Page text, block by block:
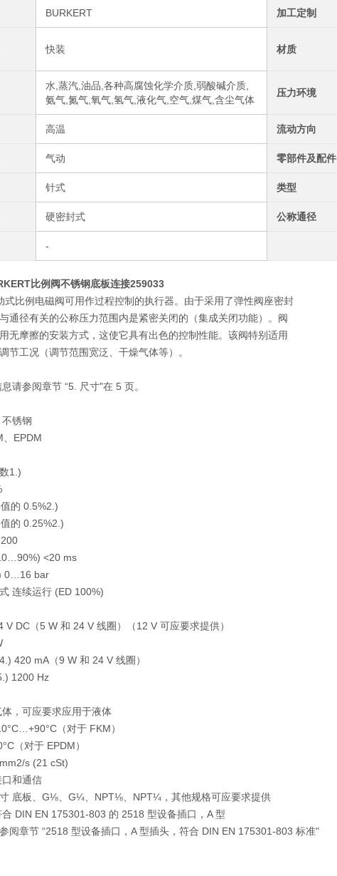
BURKERT 加工定制
快装 材质
水,蒸汽,油品,各种高腐蚀化学介质,弱酸碱介质,
氨气,氮气,氧气,氢气,液化气,空气,煤气,含尘气体
压力环境
高温 流动方向
气动 零部件及配件
针式 类型
硬密封式 公称通径
-
比例阀不锈钢底板连接259033
式比例电磁阀可用作过程控制的执行器。由于采用了弹性阀座密封
通径有关的公称压力范围内是紧密关闭的（集成关闭功能）。阀
无摩擦的安装方式，这使它具有出色的控制性能。该阀特别适用
节工况（调节范围宽泛、干燥气体等）。
请参阅章节 “5. 尺寸"在 5 页。
锈钢
、EPDM
1.)
的 0.5%2.)
的 0.25%2.)
<20 ms
0…16 bar
连续运行 (ED 100%)
V DC（5 W 和 24 V 线圈）（12 V 可应要求提供）
420 mA（9 W 和 24 V 线圈）
1200 Hz
，可应要求应用于液体
（对于 FKM）
（对于 EPDM）
s (21 cSt)
和通信
底板、G⅛、G¼、NPT⅛、NPT¼，其他规格可应要求提供
DIN EN 175301-803 的 2518 型设备插口，A 型
阅章节 “2518 型设备插口，A 型插头，符合 DIN EN 175301-803 标准"